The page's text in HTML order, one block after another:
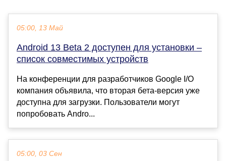
05:00, 13 Май
Android 13 Beta 2 доступен для установки –
список совместимых устройств
На конференции для разработчиков Google I/O
компания объявила, что вторая бета-версия уже
доступна для загрузки. Пользователи могут
попробовать Andro...
05:00, 03 Сен